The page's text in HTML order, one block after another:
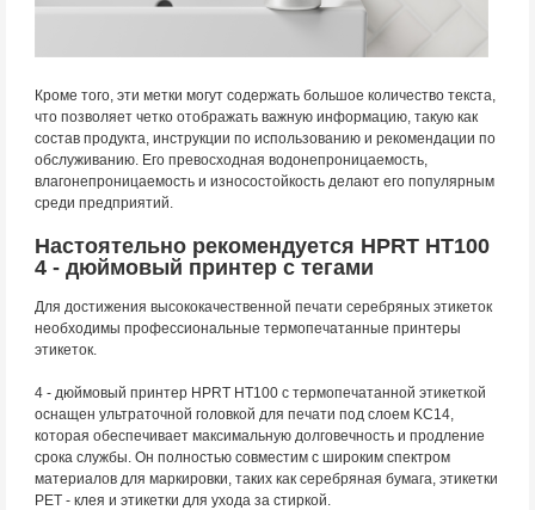
Кроме того, эти метки могут содержать большое количество текста,
что позволяет четко отображать важную информацию, такую как
состав продукта, инструкции по использованию и рекомендации по
обслуживанию. Его превосходная водонепроницаемость,
влагонепроницаемость и износостойкость делают его популярным
среди предприятий.
Настоятельно рекомендуется HPRT HT100
4 - дюймовый принтер с тегами
Для достижения высококачественной печати серебряных этикеток
необходимы профессиональные термопечатанные принтеры
этикеток.
4 - дюймовый принтер HPRT HT100 с термопечатанной этикеткой
оснащен ультраточной головкой для печати под слоем KC14,
которая обеспечивает максимальную долговечность и продление
срока службы. Он полностью совместим с широким спектром
материалов для маркировки, таких как серебряная бумага, этикетки
PET - клея и этикетки для ухода за стиркой.